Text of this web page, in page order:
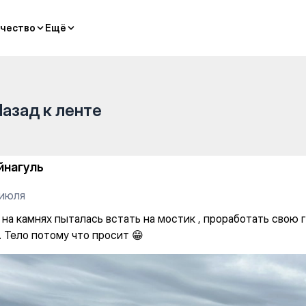
Ещё
Ещё на мостик ,
к ленте
камнях пыталась встать на мостик , проработать свою
Тело потому что просит 😁